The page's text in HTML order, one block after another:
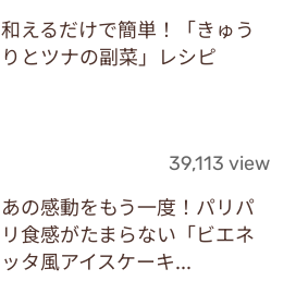
和えるだけで簡単！「きゅう
りとツナの副菜」レシピ
39,113 view
あの感動をもう一度！パリパ
リ食感がたまらない「ビエネ
ッタ風アイスケーキ...